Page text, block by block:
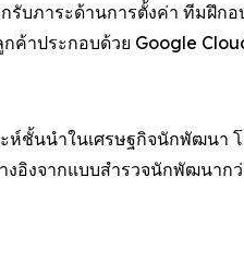
บภาระด้านการตั้งค่า ทีมฝึก
กค้าประกอบด้วย Google
ห์ชั้นนำในเศรษฐกิจนักพัฒนา
งอิงจากแบบสำรวจนักพัฒนาก